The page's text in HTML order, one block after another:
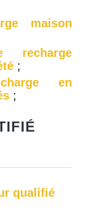
maison
recharge
;
en
;
qualifié